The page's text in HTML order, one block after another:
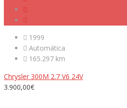
1999
Automática
165.297 km
Chrysler 300M 2.7 V6 24V
3.900,00€